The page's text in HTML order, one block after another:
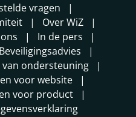
vragen
Over WiZ
In de pers
Beveiligingsadvies
ondersteuning
voor website
voor product